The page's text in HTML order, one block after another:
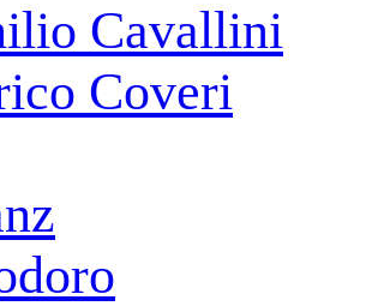
Cavallini
Coveri